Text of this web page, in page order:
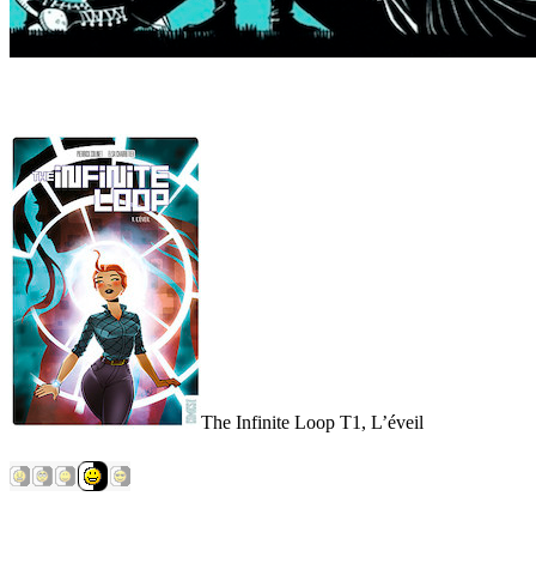
The Infinite Loop T1, L’éveil